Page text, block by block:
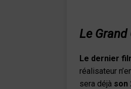
Le
Le dernier
réalisateur
sera déjà son